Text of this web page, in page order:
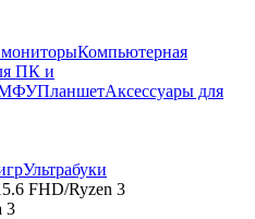
Компьютерная
ПК и
МФУПланшетАксессуары для
Ультрабуки
FHD/Ryzen 3
3